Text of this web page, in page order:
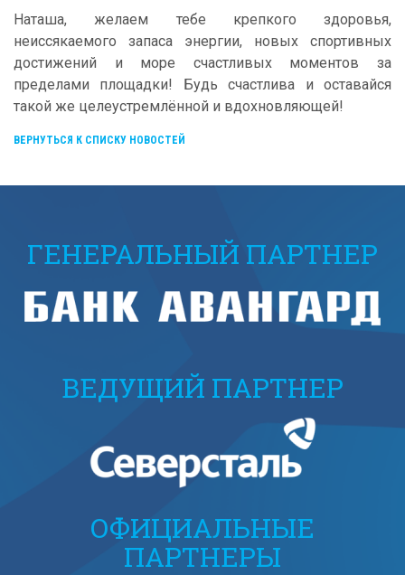
Наташа, желаем тебе крепкого здоровья,
неиссякаемого запаса энергии, новых спортивных
достижений и море счастливых моментов за
пределами площадки! Будь счастлива и оставайся
такой же целеустремлённой и вдохновляющей!
ВЕРНУТЬСЯ К СПИСКУ НОВОСТЕЙ
ГЕНЕРАЛЬНЫЙ ПАРТНЕР
ВЕДУЩИЙ ПАРТНЕР
ОФИЦИАЛЬНЫЕ
ПАРТНЕРЫ